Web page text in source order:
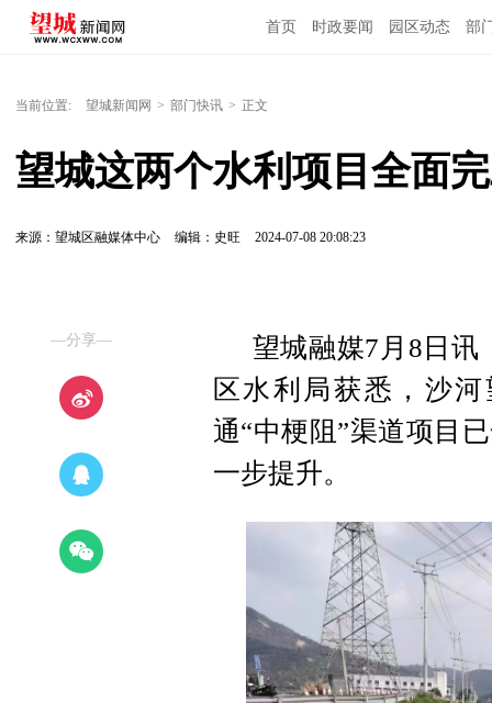
首页 时政要闻 园区动态 部
当前位置: 望城新闻网 > 部门快讯 > 正文
望城这两个水利项目全面
来源：望城区融媒体中心 编辑：史旺 2024-07-08 20:08:23
—分享—
望城融媒7月8日讯
区水利局获悉，沙
通“中梗阻”渠道项目
一步提升。